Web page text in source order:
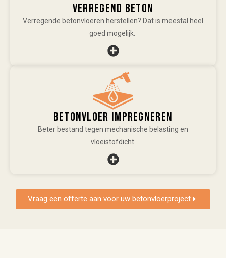
Verregend beton
Verregende betonvloeren herstellen? Dat is meestal heel
goed mogelijk.
Betonvloer impregneren
Beter bestand tegen mechanische belasting en
vloeistofdicht.
Vraag een offerte aan voor uw betonvloerproject